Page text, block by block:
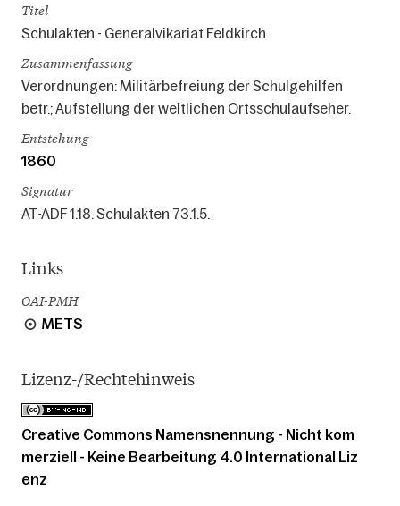
Titel
Schulakten - Generalvikariat Feldkirch
Zusammenfassung
Verordnungen: Militärbefreiung der Schulgehilfen
betr.; Aufstellung der weltlichen Ortsschulaufseher.
Entstehung
1860
Signatur
AT-ADF 1.18. Schulakten 73.1.5.
Links
OAI-PMH
METS
Lizenz-/Rechtehinweis
Creative Commons Namensnennung - Nicht kom
merziell - Keine Bearbeitung 4.0 International Liz
enz